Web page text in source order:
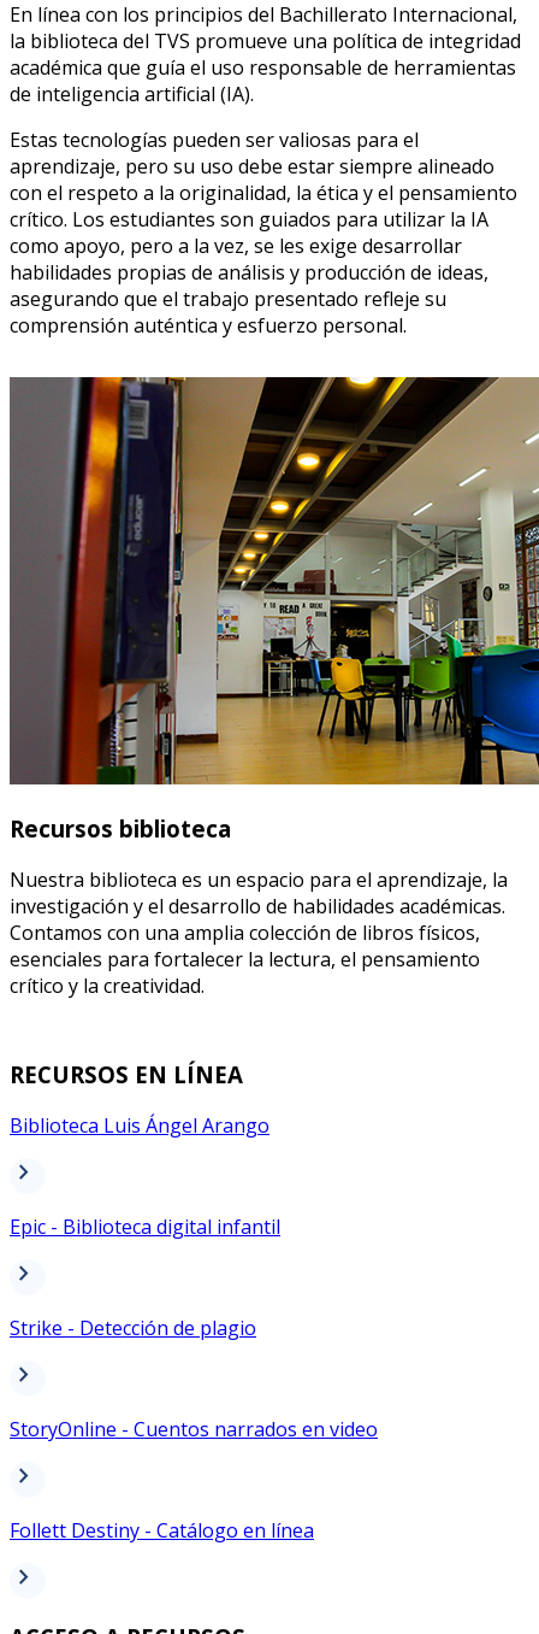
En línea con los principios del Bachillerato Internacional,
la biblioteca del TVS promueve una política de integridad
académica que guía el uso responsable de herramientas
de inteligencia artificial (IA).
Estas tecnologías pueden ser valiosas para el
aprendizaje, pero su uso debe estar siempre alineado
con el respeto a la originalidad, la ética y el pensamiento
crítico. Los estudiantes son guiados para utilizar la IA
como apoyo, pero a la vez, se les exige desarrollar
habilidades propias de análisis y producción de ideas,
asegurando que el trabajo presentado refleje su
comprensión auténtica y esfuerzo personal.
Recursos biblioteca
Nuestra biblioteca es un espacio para el aprendizaje, la
investigación y el desarrollo de habilidades académicas.
Contamos con una amplia colección de libros físicos,
esenciales para fortalecer la lectura, el pensamiento
crítico y la creatividad.
RECURSOS EN LÍNEA
Biblioteca Luis Ángel Arango
chevron_right
Epic - Biblioteca digital infantil
chevron_right
Strike - Detección de plagio
chevron_right
StoryOnline - Cuentos narrados en video
chevron_right
Follett Destiny - Catálogo en línea
chevron_right